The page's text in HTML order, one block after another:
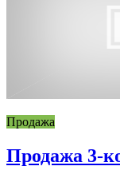
Продажа
Продажа 3-